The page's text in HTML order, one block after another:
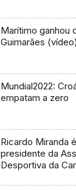
Marítimo ganhou
Guimarães (vídeo)
Mundial2022:
empatam a zero
Ricardo Miranda
presidente da
Desportiva da